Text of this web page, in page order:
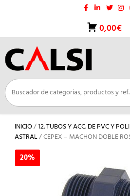
0,00€
INICIO/12. TUBOS Y ACC. DE PVC Y
ASTRAL/ CEPEX – MACHON DOBLE
20%
20%